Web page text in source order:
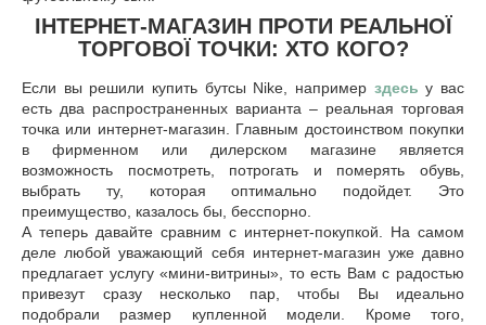
ІНТЕРНЕТ-МАГАЗИН ПРОТИ РЕАЛЬНОЇ
ТОРГОВОЇ ТОЧКИ: ХТО КОГО?
Если вы решили купить бутсы Nike, например здесь у вас
есть два распространенных варианта – реальная торговая
точка или интернет-магазин. Главным достоинством покупки
в фирменном или дилерском магазине является
возможность посмотреть, потрогать и померять обувь,
выбрать ту, которая оптимально подойдет. Это
преимущество, казалось бы, бесспорно.
А теперь давайте сравним с интернет-покупкой. На самом
деле любой уважающий себя интернет-магазин уже давно
предлагает услугу «мини-витрины», то есть Вам с радостью
привезут сразу несколько пар, чтобы Вы идеально
подобрали размер купленной модели. Кроме того,